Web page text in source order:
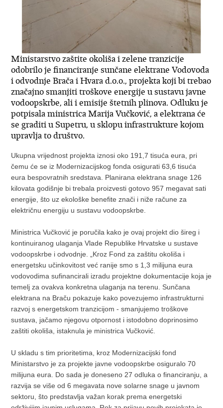
Ministarstvo zaštite okoliša i zelene tranzicije
odobrilo je financiranje sunčane elektrane Vodovoda
i odvodnje Brača i Hvara d.o.o., projekta koji bi trebao
značajno smanjiti troškove energije u sustavu javne
vodoopskrbe, ali i emisije štetnih plinova. Odluku je
potpisala ministrica Marija Vučković, a elektrana će
se graditi u Supetru, u sklopu infrastrukture kojom
upravlja to društvo.
Ukupna vrijednost projekta iznosi oko 191,7 tisuća eura, pri
čemu će se iz Modernizacijskog fonda osigurati 63,6 tisuća
eura bespovratnih sredstava. Planirana elektrana snage 126
kilovata godišnje bi trebala proizvesti gotovo 957 megavat sati
energije, što uz ekološke benefite znači i niže račune za
električnu energiju u sustavu vodoopskrbe.
Ministrica Vučković je poručila kako je ovaj projekt dio šireg i
kontinuiranog ulaganja Vlade Republike Hrvatske u sustave
vodoopskrbe i odvodnje. „Kroz Fond za zaštitu okoliša i
energetsku učinkovitost već ranije smo s 1,3 milijuna eura
vodovodima sufinancirali izradu projektne dokumentacije koja je
temelj za ovakva konkretna ulaganja na terenu. Sunčana
elektrana na Braču pokazuje kako povezujemo infrastrukturni
razvoj s energetskom tranzicijom - smanjujemo troškove
sustava, jačamo njegovu otpornost i istodobno doprinosimo
zaštiti okoliša, istaknula je ministrica Vučković.
U skladu s tim prioritetima, kroz Modernizacijski fond
Ministarstvo je za projekte javne vodoopskrbe osiguralo 70
milijuna eura. Do sada je doneseno 27 odluka o financiranju, a
razvija se više od 6 megavata nove solarne snage u javnom
sektoru, što predstavlja važan korak prema energetski